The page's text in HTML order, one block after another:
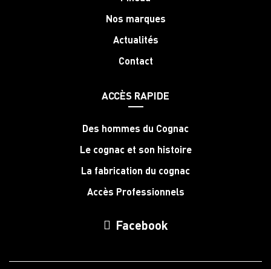
Nos marques
Actualités
Contact
ACCÈS RAPIDE
Des hommes du Cognac
Le cognac et son histoire
La fabrication du cognac
Accès Professionnels
Facebook